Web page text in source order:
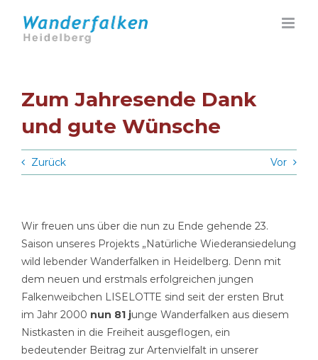
Inhalt
springen
Zum Jahresende Dank
und gute Wünsche
Zurück Vor
Wir freuen uns über die nun zu Ende gehende 23.
Saison unseres Projekts „Natürliche Wiederansiedelung
wild lebender Wanderfalken in Heidelberg. Denn mit
dem neuen und erstmals erfolgreichen jungen
Falkenweibchen LISELOTTE sind seit der ersten Brut
im Jahr 2000 nun 81 junge Wanderfalken aus diesem
Nistkasten in die Freiheit ausgeflogen, ein
bedeutender Beitrag zur Artenvielfalt in unserer